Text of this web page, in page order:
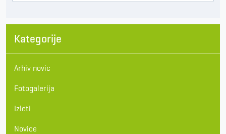
Kategorije
Arhiv novic
Fotogalerija
Izleti
Novice